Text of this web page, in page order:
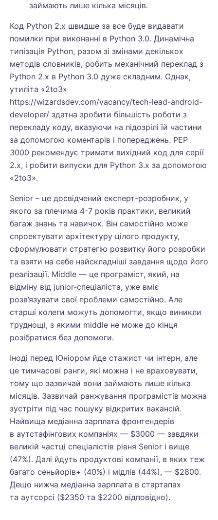
займають лише кілька місяців.
Код Python 2.x швидше за все буде видавати
помилки при виконанні в Python 3.0. Динамічна
типізація Python, разом зі змінами декількох
методів словників, робить механічний переклад з
Python 2.x в Python 3.0 дуже складним. Однак,
утиліта «2to3»
https://wizardsdev.com/vacancy/tech-lead-android-
developer/ здатна зробити більшість роботи з
перекладу коду, вказуючи на підозрілі їй частини
за допомогою коментарів і попереджень. PEP
3000 рекомендує тримати вихідний код для серії
2.x, і робити випуски для Python 3.x за допомогою
«2to3».
Senior – це досвідчений експерт-розробник, у
якого за плечима 4-7 років практики, великий
багаж знань та навичок. Він самостійно може
спроектувати архітектуру цілого продукту,
сформулювати стратегію розвитку його розробки
та взяти на себе найскладніші завдання щодо його
реалізації. Middle — це програміст, який, на
відміну від junior-спеціаліста, уже вміє
розв’язувати свої проблеми самостійно. Але
старші колеги можуть допомогти, якщо виникли
труднощі, з якими middle не може до кінця
розібратися без допомоги.
Іноді перед Юніором йде стажист чи інтерн, але
це тимчасові ранги, які можна і не враховувати,
тому що зазвичай вони займають лише кілька
місяців. Зазвичай ранжування програмістів можна
зустріти під час пошуку відкритих вакансій.
Найвища медіанна зарплата фронтендерів
в аутстафінгових компаніях — $3000 — завдяки
великій частці спеціалістів рівня Senior і вище
(47%). Далі йдуть продуктові компанії, в яких теж
багато сеньйорів+ (40%) і мідлів (44%), — $2800.
Дещо нижча медіанна зарплата в стартапах
та аутсорсі ($2350 та $2200 відповідно).